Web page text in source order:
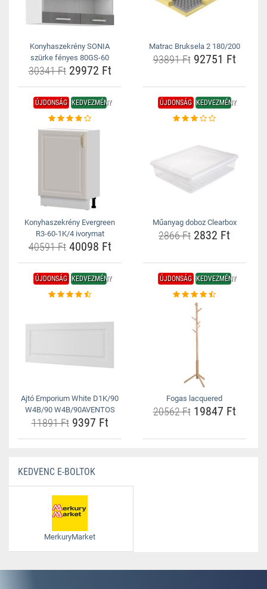
Konyhaszekrény SONIA
szürke fényes 80GS-60
30341 Ft29972 Ft
Matrac Bruksela 2 180/200
93891 Ft92751 Ft
ÚJDONSÁG KEDVEZMÉNY
Konyhaszekrény Evergreen
R3-60-1K/4 ivorymat
40591 Ft40098 Ft
ÚJDONSÁG KEDVEZMÉNY
Műanyag doboz Clearbox
2866 Ft 2832 Ft
ÚJDONSÁG KEDVEZMÉNY
Ajtó Emporium White D1K/90
W4B/90 W4B/90AVENTOS
11891 Ft9397 Ft
ÚJDONSÁG KEDVEZMÉNY
Fogas lacquered
20562 Ft19847 Ft
KEDVENC E-BOLTOK
MerkuryMarket